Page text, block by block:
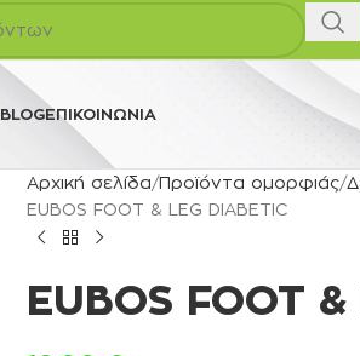
BLOGΕΠΙΚΟΙΝΩΝΊΑ
Αρχική σελίδα Προϊόντα ομορφιάς
EUBOS FOOT & LEG DIABETIC
EUBOS FOOT